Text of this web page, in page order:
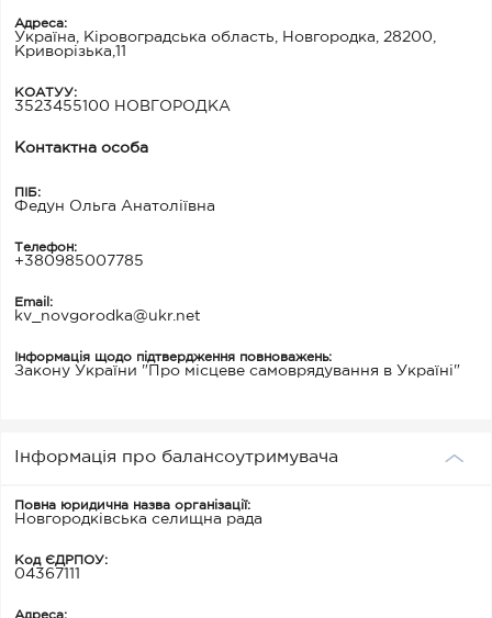
Адреса:
Україна, Кіровоградська область, Новгородка, 28200,
Криворізька,11
КОАТУУ:
3523455100 НОВГОРОДКА
Контактна особа
ПІБ:
Федун Ольга Анатоліївна
Телефон:
+380985007785
Email:
kv_novgorodka@ukr.net
Інформація щодо підтвердження повноважень:
Закону України "Про місцеве самоврядування в Україні"
Інформація про балансоутримувача
Повна юридична назва організації:
Новгородківська селищна рада
Код ЄДРПОУ:
04367111
Адреса: